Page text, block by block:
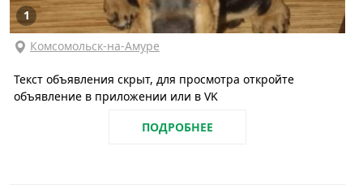
1
Комсомольск-на-Амуре
Текст объявления скрыт, для просмотра откройте
объявление в приложении или в VK
ПОДРОБНЕЕ